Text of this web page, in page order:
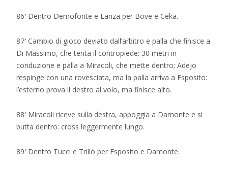
86′ Dentro Demofonte e Lanza per Bove e Ceka.
87′ Cambio di gioco deviato dall’arbitro e palla che finisce a
Di Massimo, che tenta il contropiede: 30 metri in
conduzione e palla a Miracoli, che mette dentro; Adejo
respinge con una rovesciata, ma la palla arriva a Esposito:
l’esterno prova il destro al volo, ma finisce alto.
88′ Miracoli riceve sulla destra, appoggia a Damonte e si
butta dentro: cross leggermente lungo.
89′ Dentro Tucci e Trillò per Esposito e Damonte.